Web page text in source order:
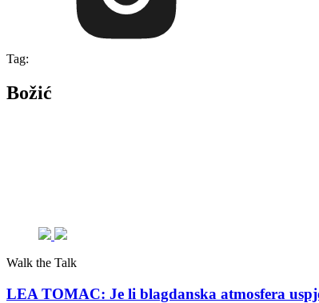
Tag:
Božić
Walk the Talk
LEA TOMAC: Je li blagdanska atmosfera